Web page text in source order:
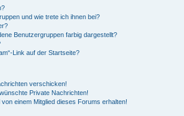
und wie trete ich ihnen bei?
Benutzergruppen farbig dargestellt?
Link auf der Startseite?
verschicken!
Private Nachrichten!
einem Mitglied dieses Forums erhalten!